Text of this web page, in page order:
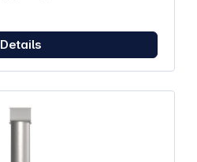
Details